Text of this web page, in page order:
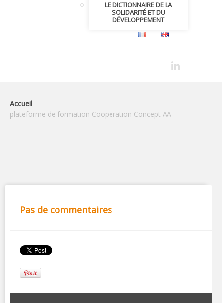
LE DICTIONNAIRE DE LA
SOLIDARITÉ ET DU
DÉVELOPPEMENT
Accueil
plateforme de formation Cooperation Concept AA
Pas de commentaires